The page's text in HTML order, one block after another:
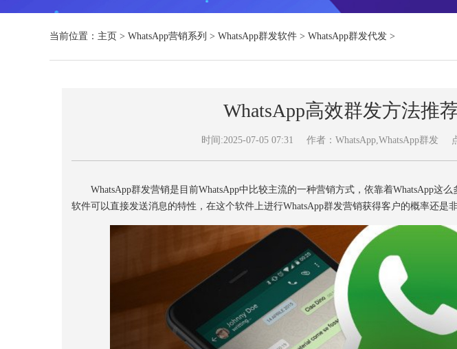
当前位置： 主页 > WhatsApp营销系列 > WhatsApp群发软件 > WhatsApp群发代发 >
WhatsApp高效群发方法推荐
时间:2025-07-05 07:31 作者：WhatsApp,WhatsApp群发
WhatsApp群发营销是目前WhatsApp中比较主流的一种营销方式，依靠着WhatsApp这
软件可以直接发送消息的特性，在这个软件上进行WhatsApp群发营销获得客户的概率还是非